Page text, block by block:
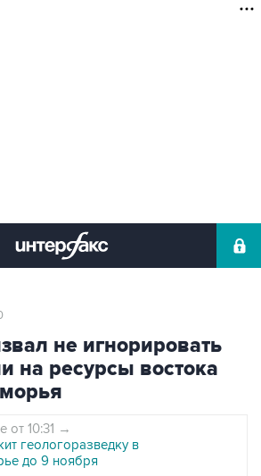
не игнорировать
на ресурсы востока
от 10:31 →
геологоразведку в
до 9 ноября